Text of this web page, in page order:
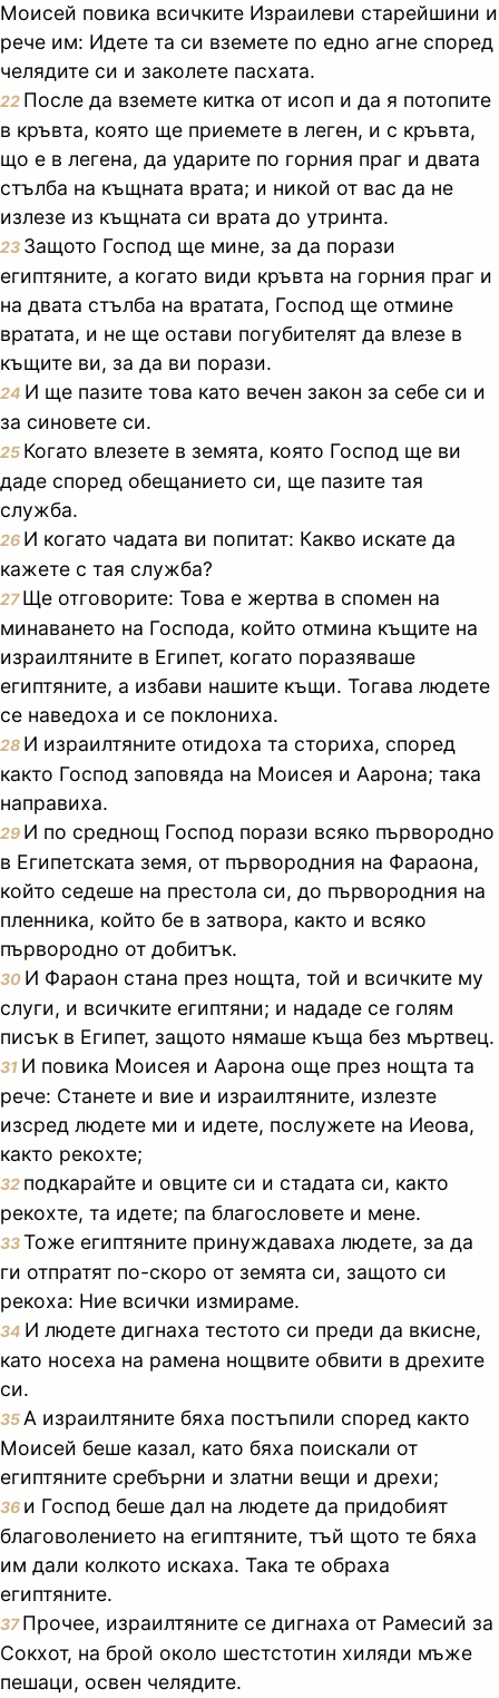
Моисей повика всичките Израилеви старейшини и
рече им: Идете та си вземете по едно агне според
челядите си и заколете пасхата.
22 После да вземете китка от исоп и да я потопите
в кръвта, която ще приемете в леген, и с кръвта,
що е в легена, да ударите по горния праг и двата
стълба на къщната врата; и никой от вас да не
излезе из къщната си врата до утринта.
23 Защото Господ ще мине, за да порази
египтяните, а когато види кръвта на горния праг и
на двата стълба на вратата, Господ ще отмине
вратата, и не ще остави погубителят да влезе в
къщите ви, за да ви порази.
24 И ще пазите това като вечен закон за себе си и
за синовете си.
25 Когато влезете в земята, която Господ ще ви
даде според обещанието си, ще пазите тая
служба.
26 И когато чадата ви попитат: Какво искате да
кажете с тая служба?
27Ще отговорите: Това е жертва в спомен на
минаването на Господа, който отмина къщите на
израилтяните в Египет, когато поразяваше
египтяните, а избави нашите къщи. Тогава людете
се наведоха и се поклониха.
28 И израилтяните отидоха та сториха, според
както Господ заповяда на Моисея и Аарона; така
направиха.
29 И по среднощ Господ порази всяко първородно
в Египетската земя, от първородния на Фараона,
който седеше на престола си, до първородния на
пленника, който бе в затвора, както и всяко
първородно от добитък.
30 И Фараон стана през нощта, той и всичките му
слуги, и всичките египтяни; и нададе се голям
писък в Египет, защото нямаше къща без мъртвец.
31 И повика Моисея и Аарона още през нощта та
рече: Станете и вие и израилтяните, излезте
изсред людете ми и идете, послужете на Иеова,
както рекохте;
32 подкарайте и овците си и стадата си, както
рекохте, та идете; па благословете и мене.
33Тоже египтяните принуждаваха людете, за да
ги отпратят по-скоро от земята си, защото си
рекоха: Ние всички измираме.
34 И людете дигнаха тестото си преди да вкисне,
като носеха на рамена нощвите обвити в дрехите
си.
35 А израилтяните бяха постъпили според както
Моисей беше казал, като бяха поискали от
египтяните сребърни и златни вещи и дрехи;
36 и Господ беше дал на людете да придобият
благоволението на египтяните, тъй щото те бяха
им дали колкото искаха. Така те обраха
египтяните.
37Прочее, израилтяните се дигнаха от Рамесий за
Сокхот, на брой около шестстотин хиляди мъже
пешаци, освен челядите.